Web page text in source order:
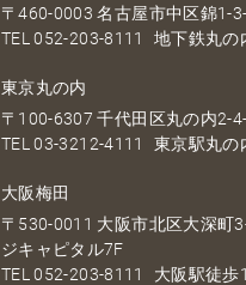
〒460-0003 名古屋市中区錦1-
TEL052-203-8111 地下鉄丸の
東京丸の内
〒100-6307 千代田区丸の内2-
TEL03-3212-4111 東京駅丸の
大阪梅田
〒530-0011 大阪市北区大深町
ジキャピタル7F
TEL052-203-8111 大阪駅徒歩